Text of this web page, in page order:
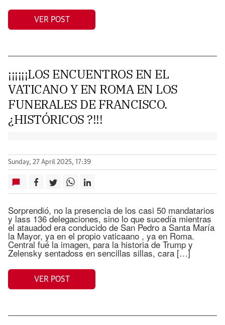
VER POST
¡¡¡¡¡¡LOS ENCUENTROS EN EL
VATICANO Y EN ROMA EN LOS
FUNERALES DE FRANCISCO.
¿HISTÓRICOS ?!!!
Sunday, 27 April 2025, 17:39
Sorprendió, no la presencia de los casi 50 mandatarios
y lass 136 delegaciones, sino lo que sucedía mientras
el atauadod era conducido de San Pedro a Santa María
la Mayor, ya en el propio vaticaano , ya en Roma.
Central fué la imagen, para la historia de Trump y
Zelensky sentadoss en sencillas sillas, cara […]
VER POST